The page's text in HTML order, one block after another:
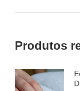
Produtos